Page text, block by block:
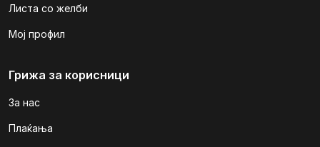
Листа со желби
Мој профил
Грижа за корисници
За нас
Плаќања